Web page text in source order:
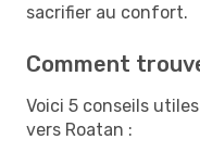
sacrifier au confort.
Comment
Voici 5 conseils
vers Roatan :